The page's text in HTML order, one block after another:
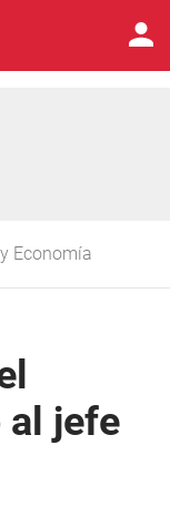
Economía
jefe